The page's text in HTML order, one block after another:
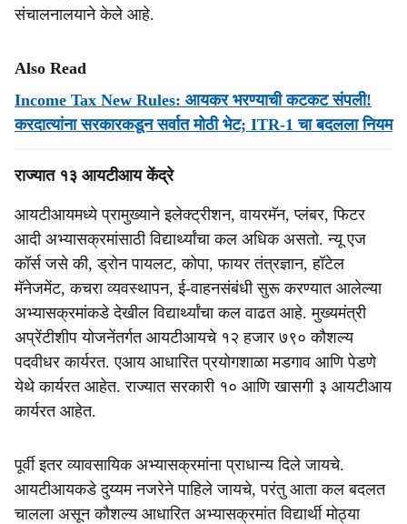
संचालनालयाने केले आहे.
Also Read
Income Tax New Rules: आयकर भरण्याची कटकट संपली!
करदात्यांना सरकारकडून सर्वात मोठी भेट; ITR-1 चा बदलला नियम
राज्यात १३ आयटीआय केंद्रे
आयटीआयमध्ये प्रामुख्याने इलेक्ट्रीशन, वायरमॅन, प्लंबर, फिटर
आदी अभ्यासक्रमांसाठी विद्यार्थ्यांचा कल अधिक असतो. न्यू एज
कॉर्स जसे की, ड्रोन पायलट, कोपा, फायर तंत्रज्ञान, हॉटेल
मॅनेजमेंट, कचरा व्यवस्थापन, ई-वाहनसंबंधी सुरू करण्यात आलेल्या
अभ्यासक्रमांकडे देखील विद्यार्थ्यांचा कल वाढत आहे. मुख्यमंत्री
अप्रेंटीशीप योजनेंतर्गत आयटीआयचे १२ हजार ७९० कौशल्य
पदवीधर कार्यरत. एआय आधारित प्रयोगशाळा मडगाव आणि पेडणे
येथे कार्यरत आहेत. राज्यात सरकारी १० आणि खासगी ३ आयटीआय
कार्यरत आहेत.
पूर्वी इतर व्यावसायिक अभ्यासक्रमांना प्राधान्य दिले जायचे.
आयटीआयकडे दुय्यम नजरेने पाहिले जायचे, परंतु आता कल बदलत
चालला असून कौशल्य आधारित अभ्यासक्रमांत विद्यार्थी मोठ्या